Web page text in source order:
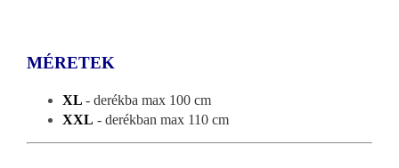
MÉRETEK
XL - derékba max 100 cm
XXL - derékban max 110 cm